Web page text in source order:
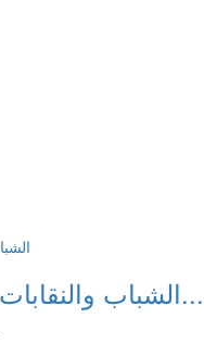
الشباب والنقابات الصورية... هل نجحت التج...